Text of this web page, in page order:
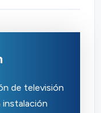
de televisión
instalación